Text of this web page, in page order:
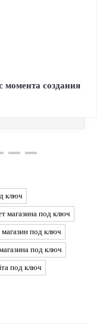
момента создания
ключ
магазина под ключ
магазин под ключ
под ключ
под ключ